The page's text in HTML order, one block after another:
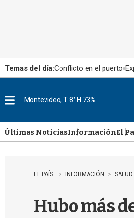
Temas del día:Conflicto en el puerto
u
Montevideo, T 8° H 73%
Últimas NoticiasInformaciónEl
EL PAÍS INFORMACIÓN SALUD
Hubo más